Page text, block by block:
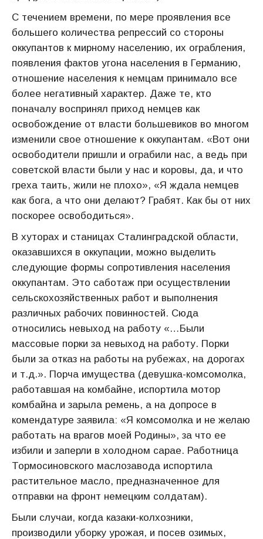
С течением времени, по мере проявления все
большего количества репрессий со стороны
оккупантов к мирному населению, их ограбления,
появления фактов угона населения в Германию,
отношение населения к немцам принимало все
более негативный характер. Даже те, кто
поначалу воспринял приход немцев как
освобождение от власти большевиков во многом
изменили свое отношение к оккупантам. «Вот они
освободители пришли и ограбили нас, а ведь при
советской власти были у нас и коровы, да, и что
греха таить, жили не плохо», «Я ждала немцев
как бога, а что они делают? Грабят. Как бы от них
поскорее освободиться».
В хуторах и станицах Сталинградской области,
оказавшихся в оккупации, можно выделить
следующие формы сопротивления населения
оккупантам. Это саботаж при осуществлении
сельскохозяйственных работ и выполнения
различных рабочих повинностей. Сюда
относились невыход на работу «…Были
массовые порки за невыход на работу. Порки
были за отказ на работы на рубежах, на дорогах
и т.д.». Порча имущества (девушка-комсомолка,
работавшая на комбайне, испортила мотор
комбайна и зарыла ремень, а на допросе в
комендатуре заявила: «Я комсомолка и не желаю
работать на врагов моей Родины», за что ее
избили и заперли в холодном сарае. Работница
Тормосиновского маслозавода испортила
растительное масло, предназначенное для
отправки на фронт немецким солдатам).
Были случаи, когда казаки-колхозники,
производили уборку урожая, и посев озимых,